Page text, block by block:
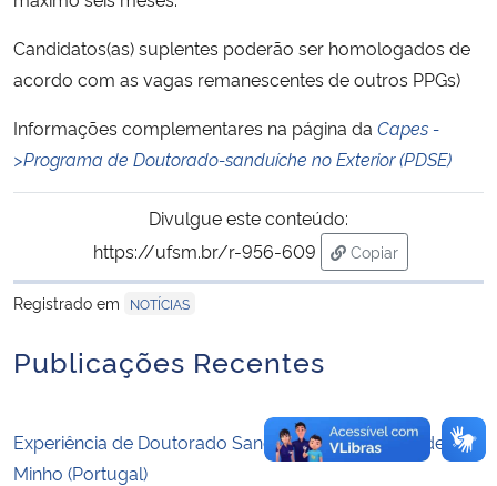
Advocacia-Geral da União
Planalto
Candidatos(as) suplentes poderão ser homologados de
acordo com as vagas remanescentes de outros PPGs)
Informações complementares na página da Capes -
>Programa de Doutorado-sanduíche no Exterior (PDSE)
Divulgue este conteúdo:
https://ufsm.br/r-956-609
Copiar
para área de
Registrado em
NOTÍCIAS
Publicações Recentes
Experiência de Doutorado Sanduíche – Universidade do
Minho (Portugal)